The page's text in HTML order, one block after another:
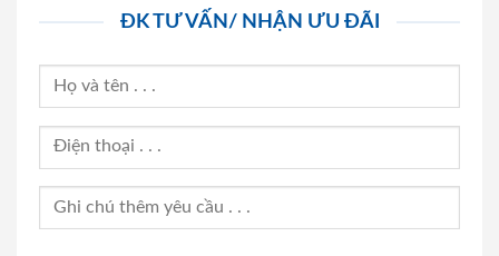
ĐK TƯ VẤN/ NHẬN ƯU ĐÃI